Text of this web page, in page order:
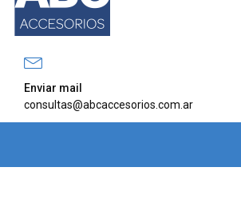
Enviar mail
consultas@abcaccesorios.com.ar